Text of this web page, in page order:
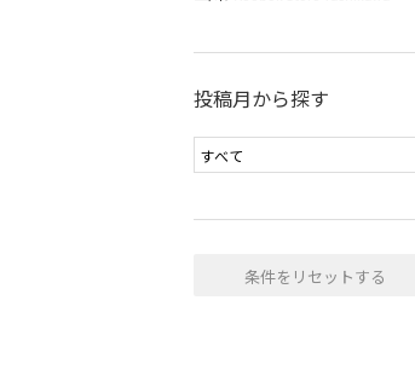
投稿月から探す
条件をリセットする